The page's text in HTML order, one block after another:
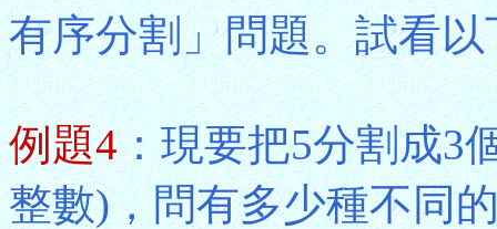
有序分割」問題。試看
例題4：現要把5分割成3
整數)，問有多少種不同